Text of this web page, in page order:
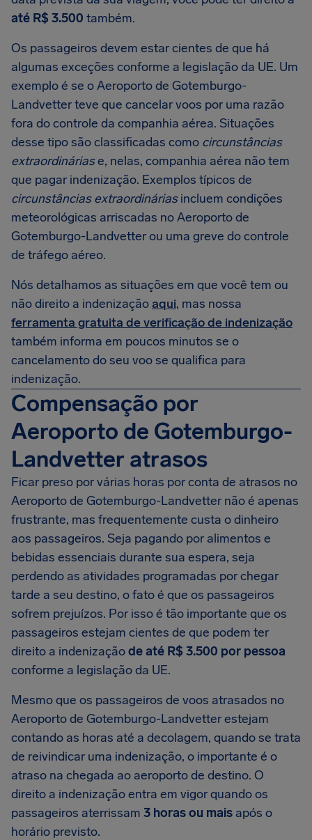
até R$ 3.500 também.
Os passageiros devem estar cientes de que há
algumas exceções conforme a legislação da UE. Um
exemplo é se o Aeroporto de Gotemburgo-
Landvetter teve que cancelar voos por uma razão
fora do controle da companhia aérea. Situações
desse tipo são classificadas como circunstâncias
extraordináriase, nelas, companhia aérea não tem
que pagar indenização. Exemplos típicos de
circunstâncias extraordináriasincluem condições
meteorológicas arriscadas no Aeroporto de
Gotemburgo-Landvetter ou uma greve do controle
de tráfego aéreo.
Nós detalhamos as situações em que você tem ou
não direito a indenizaçãoaqui, mas nossa
ferramenta gratuita de verificação de indenização
também informa em poucos minutos se o
cancelamento do seu voo se qualifica para
indenização.
Compensação por
Aeroporto de Gotemburgo-
Landvetter atrasos
Ficar preso por várias horas por conta de atrasos no
Aeroporto de Gotemburgo-Landvetter não é apenas
frustrante, mas frequentemente custa o dinheiro
aos passageiros. Seja pagando por alimentos e
bebidas essenciais durante sua espera, seja
perdendo as atividades programadas por chegar
tarde a seu destino, o fato é que os passageiros
sofrem prejuízos. Por isso é tão importante que os
passageiros estejam cientes de que podem ter
direito a indenizaçãode até R$ 3.500 por pessoa
conforme a legislação da UE.
Mesmo que os passageiros de voos atrasados no
Aeroporto de Gotemburgo-Landvetter estejam
contando as horas até a decolagem, quando se trata
de reivindicar uma indenização, o importante é o
atraso na chegada ao aeroporto de destino. O
direito a indenização entra em vigor quando os
passageiros aterrissam 3 horas ou mais após o
horário previsto.